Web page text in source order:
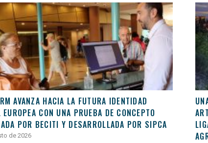
AVANZA HACIA LA FUTURA IDENTIDAD
EUROPEA CON UNA PRUEBA DE CONCEPTO
POR BECITI Y DESARROLLADA POR SIPCA
de 2026